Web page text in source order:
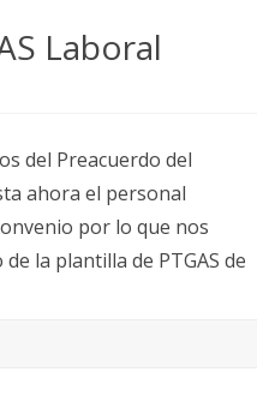
Laboral
del Preacuerdo del
ahora el personal
por lo que nos
la plantilla de PTGAS de